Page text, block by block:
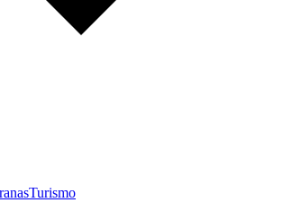
Turismo